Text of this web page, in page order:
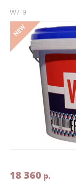
W7-9
NEW
18 360 p.